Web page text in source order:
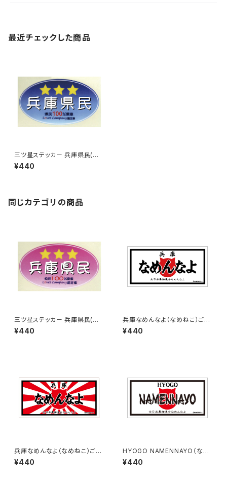
最近チェックした商品
三ツ星ステッカー 兵庫県民(ブ
ルー)
¥440
同じカテゴリの商品
三ツ星ステッカー 兵庫県民(ピ
ンク)
¥440
兵庫なめんなよ（なめねこ）ご当
地ステッカー B-3
¥440
兵庫なめんなよ（なめねこ）ご当
地ステッカー B-4
¥440
HYOGO NAMENNAYO（なめ
ねこ）ご当地ステッカー B-5
¥440